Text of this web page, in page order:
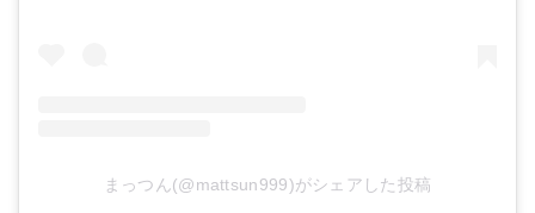
まっつん(@mattsun999)がシェアした投稿